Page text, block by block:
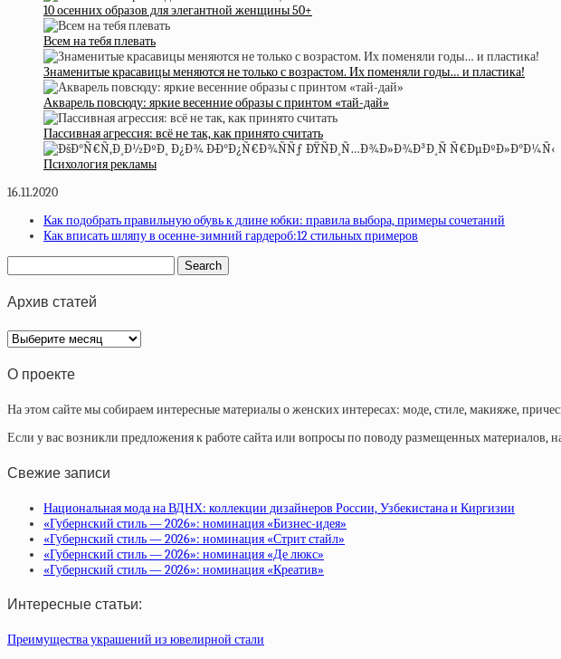
10 осенних образов для элегантной женщины 50+
Всем на тебя плевать
Знаменитые красавицы меняются не только с возрастом. Их поменяли годы… и пластика!
Акварель повсюду: яркие весенние образы с принтом «тай-дай»
Пассивная агрессия: всё не так, как принято считать
Психология рекламы
16.11.2020
Как подобрать правильную обувь к длине юбки: правила выбора, примеры сочетаний
Как вписать шляпу в осенне-зимний гардероб:12 стильных примеров
Архив статей
Архив
статей
О проекте
На этом сайте мы собираем интересные материалы о женских интересах: моде, стиле, макияже,
Если у вас возникли предложения к работе сайта или вопросы по поводу размещенных материалов,
Свежие записи
Национальная мода на ВДНХ: коллекции дизайнеров России, Узбекистана и Киргизии
«Губернский стиль — 2026»: номинация «Бизнес-идея»
«Губернский стиль — 2026»: номинация «Стрит стайл»
«Губернский стиль — 2026»: номинация «Де люкс»
«Губернский стиль — 2026»: номинация «Креатив»
Интересные статьи:
Преимущества украшений из ювелирной стали